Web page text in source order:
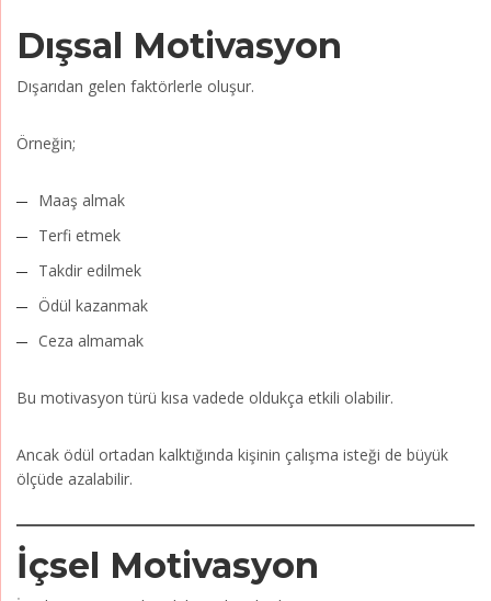
Dışsal Motivasyon
Dışarıdan gelen faktörlerle oluşur.
Örneğin;
Maaş almak
Terfi etmek
Takdir edilmek
Ödül kazanmak
Ceza almamak
Bu motivasyon türü kısa vadede oldukça etkili olabilir.
Ancak ödül ortadan kalktığında kişinin çalışma isteği de büyük
ölçüde azalabilir.
İçsel Motivasyon